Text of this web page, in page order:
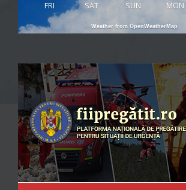
FRI SAT SUN MON
Weather from OpenWeatherMap